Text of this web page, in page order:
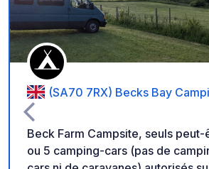
(SA70 7RX) Becks Bay
Beck Farm Campsite, seuls peut-
ou 5 camping-cars (pas de